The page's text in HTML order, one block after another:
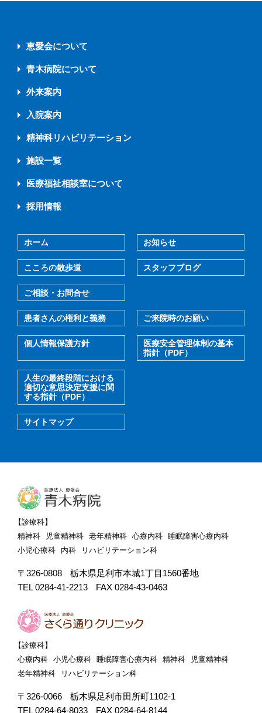
恵愛会について
青木病院について
外来案内
入院案内
精神科リハビリテーション
施設一覧
医療福祉相談室について
採用情報
ホーム お知らせ
こころの散歩道 スタッフブログ
ご相談・お問合せ
患者さんの権利と義務 ご来院時のお願い
個人情報保護方針
医療安全管理体制の基本
指針（PDF）
人生の最終段階における
適切な意思決定支援に関
する指針（PDF）
サイトマップ
【診療科】
精神科
児童精神科 老年精神科 心療内科
睡眠障害心療内科
小児心療科
内科 リハビリテーション科
〒326-0808
栃木県足利市本城1丁目1560番地
TEL 0284-41-2213
FAX 0284-43-0463
【診療科】
心療内科 小児心療科 睡眠障害心療内科 精神科
児童精神科
老年精神科
リハビリテーション科
〒326-0066
栃木県足利市田所町1102-1
TEL 0284-64-8033
FAX 0284-64-8144